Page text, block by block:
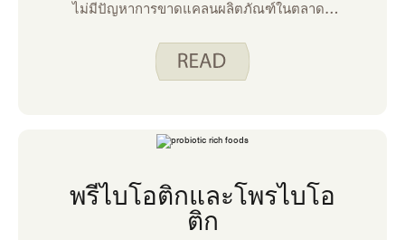
ไม่มีปัญหาการขาดแคลนผลิตภัณฑ์ในตลาดที่
ที่ได้รับความนิยมเพิ่มขึ้นเมื่อเร็ว ๆ นี้คือเครื่องดื่ม
เพื่อสุขภาพ พวกเขาคืออะไรและมีอะไรอยู่ใน
พรีไบโอติกและโพรไบโอ
ติก